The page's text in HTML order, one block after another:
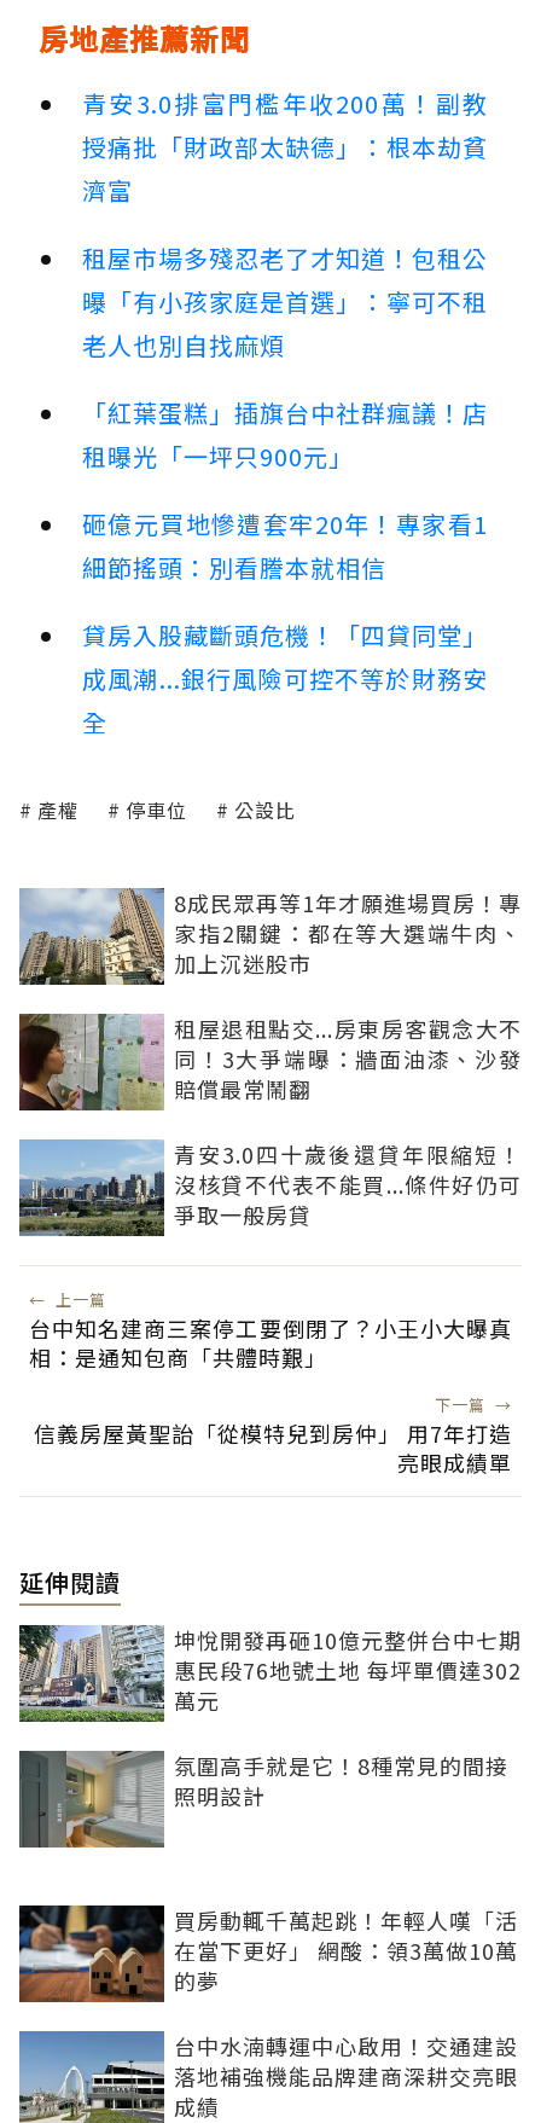
房地產推薦新聞
青安3.0排富門檻年收200萬！副教
授痛批「財政部太缺德」：根本劫貧
濟富
租屋市場多殘忍老了才知道！包租公
曝「有小孩家庭是首選」：寧可不租
老人也別自找麻煩
「紅葉蛋糕」插旗台中社群瘋議！店
租曝光「一坪只900元」
砸億元買地慘遭套牢20年！專家看1
細節搖頭：別看謄本就相信
貸房入股藏斷頭危機！「四貸同堂」
成風潮...銀行風險可控不等於財務安
全
產權 停車位 公設比
8成民眾再等1年才願進場買房！專
家指2關鍵：都在等大選端牛肉、
加上沉迷股市
租屋退租點交...房東房客觀念大不
同！3大爭端曝：牆面油漆、沙發
賠償最常鬧翻
青安3.0四十歲後還貸年限縮短！
沒核貸不代表不能買...條件好仍可
爭取一般房貸
← 上一篇
台中知名建商三案停工要倒閉了？小王小大曝真
相：是通知包商「共體時艱」
下一篇 →
信義房屋黃聖詒「從模特兒到房仲」 用7年打造
亮眼成績單
延伸閱讀
坤悅開發再砸10億元整併台中七期
惠民段76地號土地 每坪單價達302
萬元
氛圍高手就是它！8種常見的間接
照明設計
買房動輒千萬起跳！年輕人嘆「活
在當下更好」 網酸：領3萬做10萬
的夢
台中水湳轉運中心啟用！交通建設
落地補強機能品牌建商深耕交亮眼
成績